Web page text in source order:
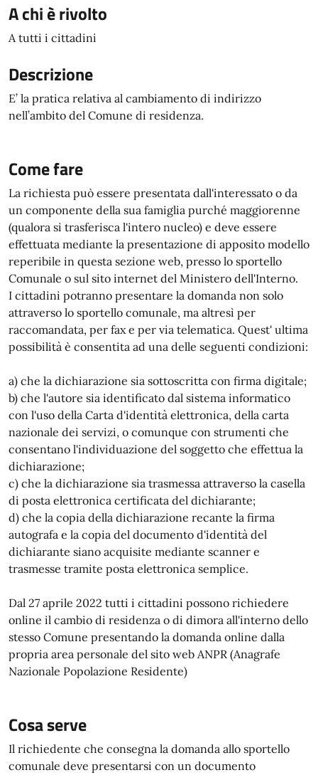
A chi è rivolto
A tutti i cittadini
Descrizione
E’ la pratica relativa al cambiamento di indirizzo
nell’ambito del Comune di residenza.
Come fare
La richiesta può essere presentata dall'interessato o da
un componente della sua famiglia purché maggiorenne
(qualora si trasferisca l'intero nucleo) e deve essere
effettuata mediante la presentazione di apposito modello
reperibile in questa sezione web, presso lo sportello
Comunale o sul sito internet del Ministero dell'Interno.
I cittadini potranno presentare la domanda non solo
attraverso lo sportello comunale, ma altresì per
raccomandata, per fax e per via telematica. Quest' ultima
possibilità è consentita ad una delle seguenti condizioni:
a) che la dichiarazione sia sottoscritta con firma digitale;
b) che l'autore sia identificato dal sistema informatico
con l'uso della Carta d'identità elettronica, della carta
nazionale dei servizi, o comunque con strumenti che
consentano l'individuazione del soggetto che effettua la
dichiarazione;
c) che la dichiarazione sia trasmessa attraverso la casella
di posta elettronica certificata del dichiarante;
d) che la copia della dichiarazione recante la firma
autografa e la copia del documento d'identità del
dichiarante siano acquisite mediante scanner e
trasmesse tramite posta elettronica semplice.
Dal 27 aprile 2022 tutti i cittadini possono richiedere
online il cambio di residenza o di dimora all'interno dello
stesso Comune presentando la domanda online dalla
propria area personale del sito web ANPR (Anagrafe
Nazionale Popolazione Residente)
Cosa serve
Il richiedente che consegna la domanda allo sportello
comunale deve presentarsi con un documento